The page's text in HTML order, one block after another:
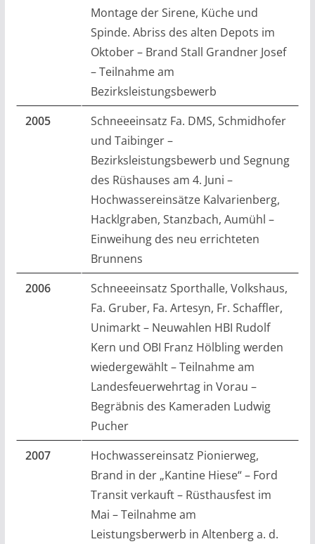
Montage der Sirene, Küche und
Spinde. Abriss des alten Depots im
Oktober – Brand Stall Grandner Josef
– Teilnahme am
Bezirksleistungsbewerb
2005
Schneeeinsatz Fa. DMS, Schmidhofer
und Taibinger –
Bezirksleistungsbewerb und Segnung
des Rüshauses am 4. Juni –
Hochwassereinsätze Kalvarienberg,
Hacklgraben, Stanzbach, Aumühl –
Einweihung des neu errichteten
Brunnens
2006
Schneeeinsatz Sporthalle, Volkshaus,
Fa. Gruber, Fa. Artesyn, Fr. Schaffler,
Unimarkt – Neuwahlen HBI Rudolf
Kern und OBI Franz Hölbling werden
wiedergewählt – Teilnahme am
Landesfeuerwehrtag in Vorau –
Begräbnis des Kameraden Ludwig
Pucher
2007
Hochwassereinsatz Pionierweg,
Brand in der „Kantine Hiese“ – Ford
Transit verkauft – Rüsthausfest im
Mai – Teilnahme am
Leistungsberwerb in Altenberg a. d.